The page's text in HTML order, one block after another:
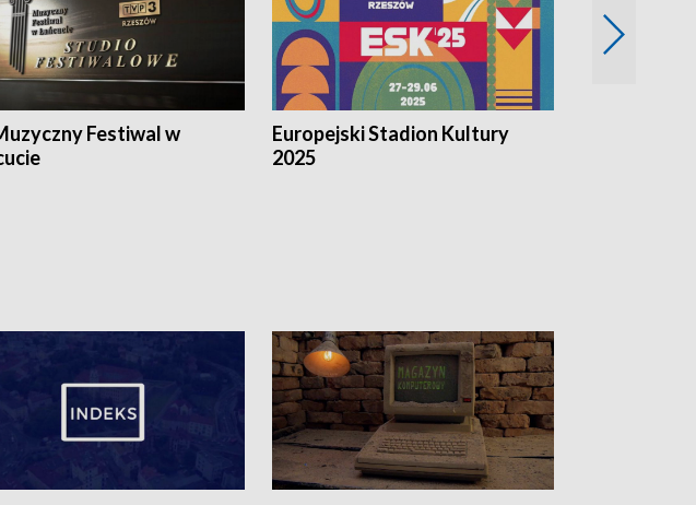
Festiwal w
Europejski Stadion Kultury
2025